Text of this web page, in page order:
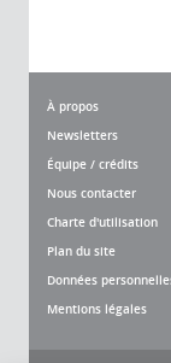
À propos
Newsletters
Équipe / crédits
Nous contacter
Charte d'utilisation
Plan du site
Données
Mentions légales